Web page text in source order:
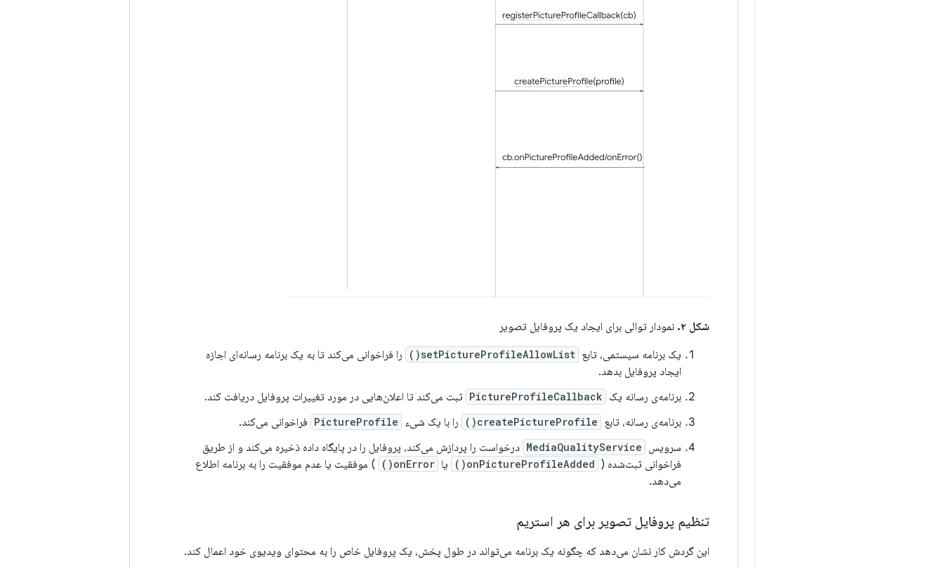
شکل ۲.
نمودار توالی برای ایجاد یک پروفایل تصویر
یک برنامه سیستمی، تابع setPictureProfileAllowList()
را فراخوانی می‌کند تا به یک برنامه رسانه‌ای اجازه
ایجاد پروفایل بدهد.
برنامه‌ی رسانه یک PictureProfileCallback ثبت می‌کند تا اعلان‌هایی در مورد تغییرات پروفایل دریافت کند.
برنامه‌ی رسانه، تابع createPictureProfile() را با یک شیء PictureProfile فراخوانی می‌کند.
سرویس MediaQualityService درخواست را پردازش می‌کند، پروفایل را در پایگاه داده ذخیره می‌کند و از طریق
فراخوانی ثبت‌شده ( onPictureProfileAdded() یا onError()
) موفقیت یا عدم موفقیت را به برنامه اطلاع
می‌دهد.
تنظیم پروفایل تصویر برای هر استریم
این گردش کار نشان می‌دهد که چگونه یک برنامه می‌تواند در طول پخش، یک پروفایل خاص را به محتوای ویدیوی خود اعمال کند.